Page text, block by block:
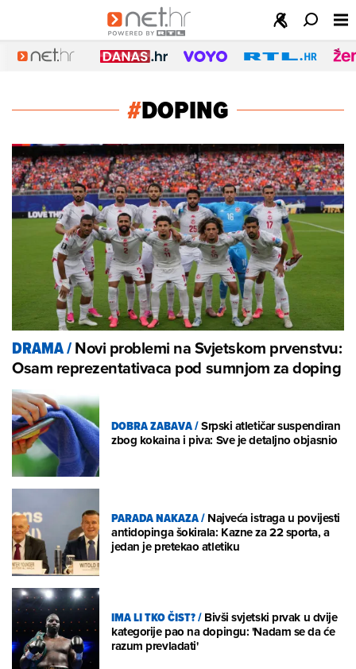
#DOPING
DRAMA/Novi problemi na Svjetskom prvenstvu:
Osam reprezentativaca pod sumnjom za doping
DOBRA ZABAVA/Srpski atletičar suspendiran
zbog kokaina i piva: Sve je detaljno objasnio
PARADA NAKAZA/Najveća istraga u povijesti
antidopinga šokirala: Kazne za 22 sporta, a
jedan je pretekao atletiku
IMA LI TKO ČIST?/Bivši svjetski prvak u dvije
kategorije pao na dopingu: 'Nadam se da će
razum prevladati'